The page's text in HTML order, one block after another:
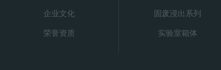
企业文化
荣誉资质
固废浸出系列
实验室箱体